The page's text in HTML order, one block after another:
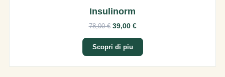
Insulinorm
78,00 €39,00 €
Scopri di piu